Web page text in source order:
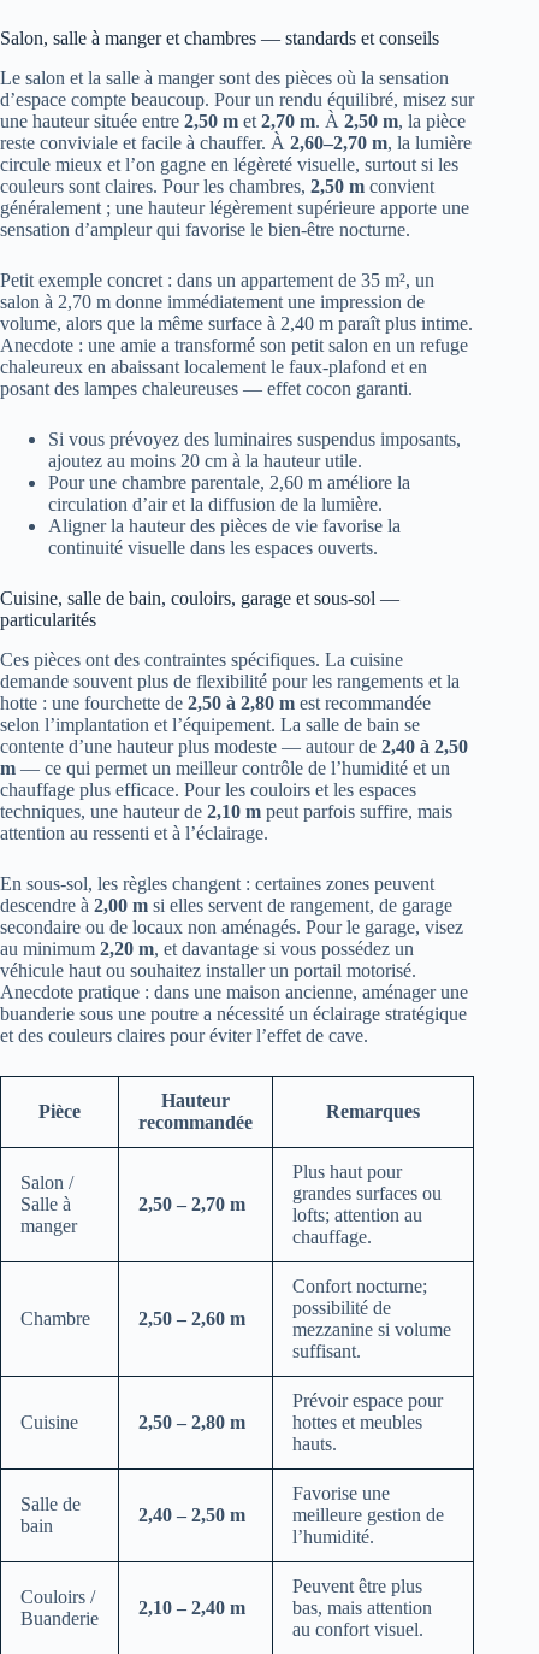
Salon, salle à manger et chambres — standards et conseils
Le salon et la salle à manger sont des pièces où la sensation
d’espace compte beaucoup. Pour un rendu équilibré, misez sur
une hauteur située entre 2,50 m et 2,70 m. À 2,50 m, la pièce
reste conviviale et facile à chauffer. À 2,60–2,70 m, la lumière
circule mieux et l’on gagne en légèreté visuelle, surtout si les
couleurs sont claires. Pour les chambres, 2,50 m convient
généralement ; une hauteur légèrement supérieure apporte une
sensation d’ampleur qui favorise le bien-être nocturne.
Petit exemple concret : dans un appartement de 35 m², un
salon à 2,70 m donne immédiatement une impression de
volume, alors que la même surface à 2,40 m paraît plus intime.
Anecdote : une amie a transformé son petit salon en un refuge
chaleureux en abaissant localement le faux-plafond et en
posant des lampes chaleureuses — effet cocon garanti.
Si vous prévoyez des luminaires suspendus imposants,
ajoutez au moins 20 cm à la hauteur utile.
Pour une chambre parentale, 2,60 m améliore la
circulation d’air et la diffusion de la lumière.
Aligner la hauteur des pièces de vie favorise la
continuité visuelle dans les espaces ouverts.
Cuisine, salle de bain, couloirs, garage et sous-sol —
particularités
Ces pièces ont des contraintes spécifiques. La cuisine
demande souvent plus de flexibilité pour les rangements et la
hotte : une fourchette de 2,50 à 2,80 m est recommandée
selon l’implantation et l’équipement. La salle de bain se
contente d’une hauteur plus modeste — autour de 2,40 à 2,50
m — ce qui permet un meilleur contrôle de l’humidité et un
chauffage plus efficace. Pour les couloirs et les espaces
techniques, une hauteur de 2,10 m peut parfois suffire, mais
attention au ressenti et à l’éclairage.
En sous-sol, les règles changent : certaines zones peuvent
descendre à 2,00 m si elles servent de rangement, de garage
secondaire ou de locaux non aménagés. Pour le garage, visez
au minimum 2,20 m, et davantage si vous possédez un
véhicule haut ou souhaitez installer un portail motorisé.
Anecdote pratique : dans une maison ancienne, aménager une
buanderie sous une poutre a nécessité un éclairage stratégique
et des couleurs claires pour éviter l’effet de cave.
Pièce
Hauteur
recommandée
Remarques
Salon /
Salle à
manger
2,50 – 2,70 m
Plus haut pour
grandes surfaces ou
lofts; attention au
chauffage.
Chambre 2,50 – 2,60 m
Confort nocturne;
possibilité de
mezzanine si volume
suffisant.
Cuisine 2,50 – 2,80 m
Prévoir espace pour
hottes et meubles
hauts.
Salle de
bain
2,40 – 2,50 m
Favorise une
meilleure gestion de
l’humidité.
Couloirs /
Buanderie
2,10 – 2,40 m
Peuvent être plus
bas, mais attention
au confort visuel.